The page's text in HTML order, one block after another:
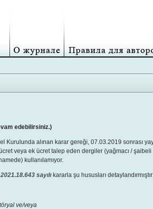
edebilirsiniz.)
alınan karar gereği, 07.03.2019 sonrası
veya ek ücret talep eden dergiler (yağmacı /
kullanılamıyor.
2021.18.643 sayılı kararla şu hususları
ve/veya